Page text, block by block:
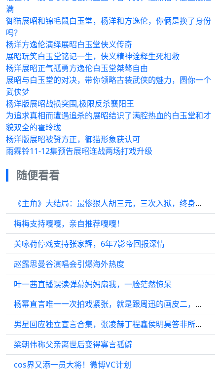
满
御猫展昭和锦毛鼠白玉堂，杨洋和方逸伦，你俩是换了身份
吗？
杨洋方逸伦演绎展昭白玉堂侠义传奇
展昭玩笑白玉堂铭记一生，侠义精神诠释生死相救
杨洋展昭正气孤勇方逸伦白玉堂桀骜自由
展昭与白玉堂的对决，带你领略古装武侠的魅力，圆你一个
武侠梦
杨洋版展昭战损突围,极限反杀襄阳王
为追求真相而遭遇追杀的展昭结识了满腔热血的白玉堂和才
貌双全的霍玲珑
杨洋版展昭被赞方正，御猫形象获认可
雨霖铃11-12集预告展昭连战两场打戏升级
随便看看
《主角》大结局：最惨狠人胡三元，三次入狱，终身未婚孤独终老
梅梅支持嘎嘎，亲自推荐嘎嘎！
关咏荷停戏支持张家辉，6年7影帝回报深情
赵露思曼谷演唱会引爆海外热度
叶一茜直播误读弹幕妈妈扇我，一脸茫然惊呆
杨幂直言唯一一次拍戏紧张，就是跟周迅的画皮二，永远永远惊艳
男星回应独立宣言合集，张凌赫丁程鑫侯明昊答非所问，杨迪即兴跳舞
梁朝伟称父亲离世后变得寡言孤僻
cos界又添一员大将！微博VC计划